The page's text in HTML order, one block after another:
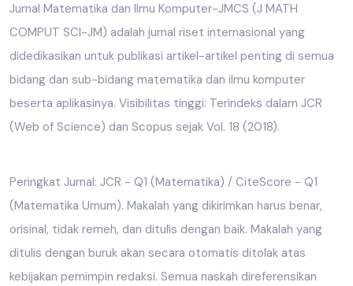
Jurnal Matematika dan Ilmu Komputer-JMCS (J MATH
COMPUT SCI-JM) adalah jurnal riset internasional yang
didedikasikan untuk publikasi artikel-artikel penting di semua
bidang dan sub-bidang matematika dan ilmu komputer
beserta aplikasinya. Visibilitas tinggi: Terindeks dalam JCR
(Web of Science) dan Scopus sejak Vol. 18 (2018).
Peringkat Jurnal: JCR - Q1 (Matematika) / CiteScore - Q1
(Matematika Umum). Makalah yang dikirimkan harus benar,
orisinal, tidak remeh, dan ditulis dengan baik. Makalah yang
ditulis dengan buruk akan secara otomatis ditolak atas
kebijakan pemimpin redaksi. Semua naskah direferensikan